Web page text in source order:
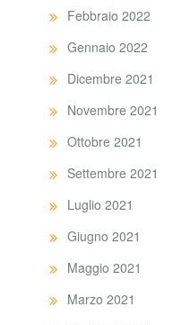
Febbraio 2022
Gennaio 2022
Dicembre 2021
Novembre 2021
Ottobre 2021
Settembre 2021
Luglio 2021
Giugno 2021
Maggio 2021
Marzo 2021